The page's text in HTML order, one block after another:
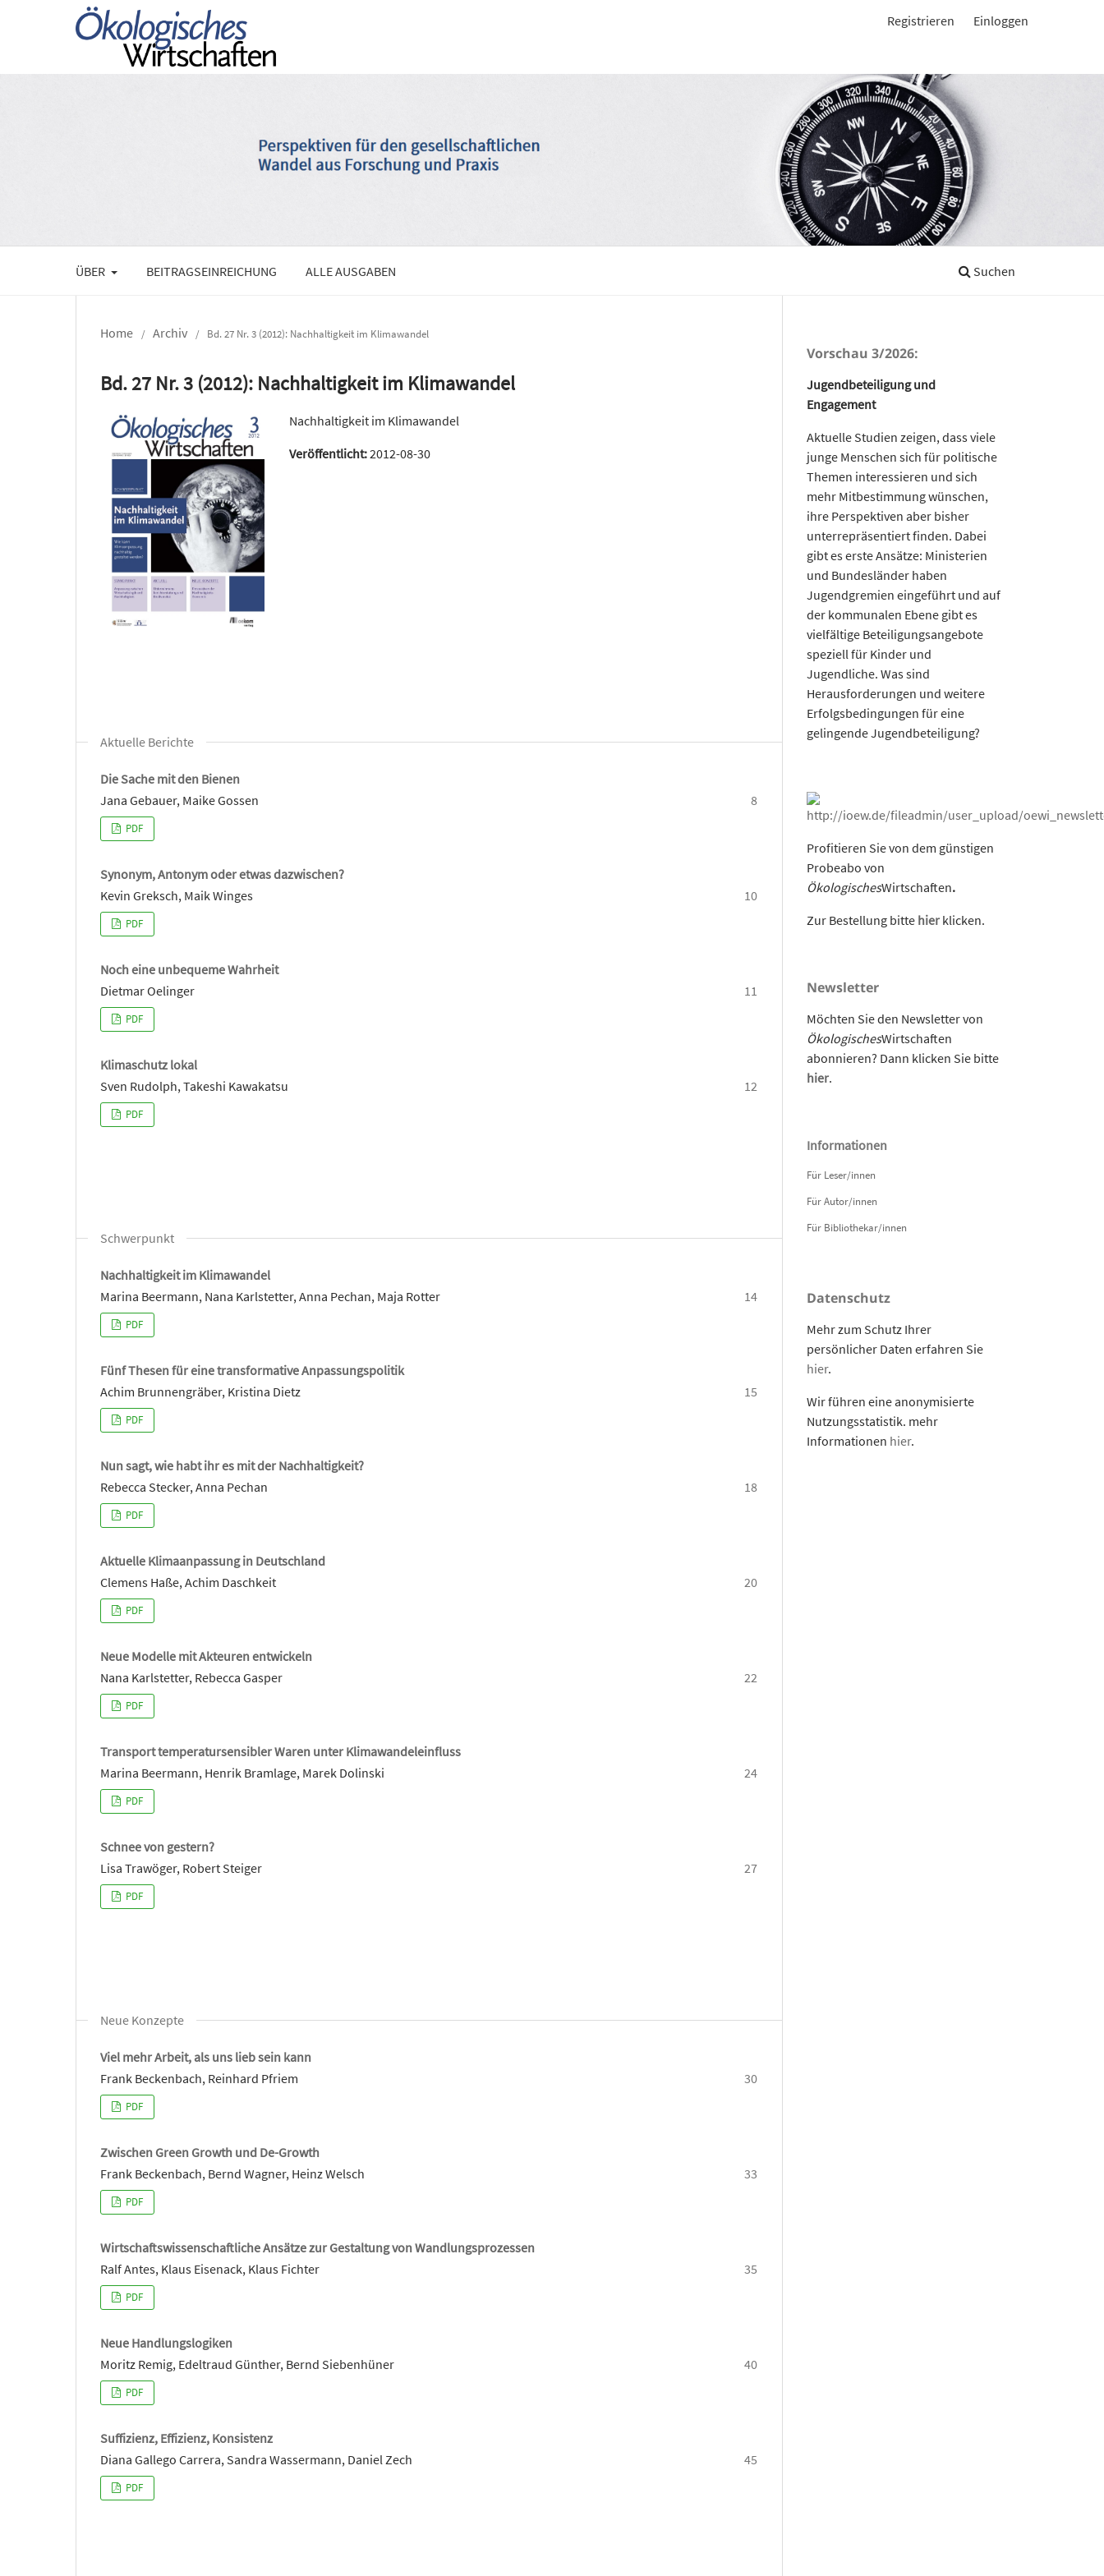
ÜBER BEITRAGSEINREICHUNG ALLE AUSGABEN Suchen
Registrieren Einloggen
Home / Archiv / Bd. 27 Nr. 3 (2012): Nachhaltigkeit im Klimawandel
Bd. 27 Nr. 3 (2012): Nachhaltigkeit im Klimawandel
Nachhaltigkeit im Klimawandel
Veröffentlicht:2012-08-30
Aktuelle Berichte
Die Sache mit den Bienen
Jana Gebauer, Maike Gossen
8
PDF
Synonym, Antonym oder etwas dazwischen?
Kevin Greksch, Maik Winges
10
PDF
Noch eine unbequeme Wahrheit
Dietmar Oelinger
11
PDF
Klimaschutz lokal
Sven Rudolph, Takeshi Kawakatsu
12
PDF
Schwerpunkt
Nachhaltigkeit im Klimawandel
Marina Beermann, Nana Karlstetter, Anna Pechan, Maja Rotter
14
PDF
Fünf Thesen für eine transformative Anpassungspolitik
Achim Brunnengräber, Kristina Dietz
15
PDF
Nun sagt, wie habt ihr es mit der Nachhaltigkeit?
Rebecca Stecker, Anna Pechan
18
PDF
Aktuelle Klimaanpassung in Deutschland
Clemens Haße, Achim Daschkeit
20
PDF
Neue Modelle mit Akteuren entwickeln
Nana Karlstetter, Rebecca Gasper
22
PDF
Transport temperatursensibler Waren unter Klimawandeleinfluss
Marina Beermann, Henrik Bramlage, Marek Dolinski
24
PDF
Schnee von gestern?
Lisa Trawöger, Robert Steiger
27
PDF
Neue Konzepte
Viel mehr Arbeit, als uns lieb sein kann
Frank Beckenbach, Reinhard Pfriem
30
PDF
Zwischen Green Growth und De-Growth
Frank Beckenbach, Bernd Wagner, Heinz Welsch
33
PDF
Wirtschaftswissenschaftliche Ansätze zur Gestaltung von Wandlungsprozessen
Ralf Antes, Klaus Eisenack, Klaus Fichter
35
PDF
Neue Handlungslogiken
Moritz Remig, Edeltraud Günther, Bernd Siebenhüner
40
PDF
Suffizienz, Effizienz, Konsistenz
Diana Gallego Carrera, Sandra Wassermann, Daniel Zech
45
PDF
Vorschau 3/2026:
Jugendbeteiligung und
Engagement
Aktuelle Studien zeigen, dass viele
junge Menschen sich für politische
Themen interessieren und sich
mehr Mitbestimmung wünschen,
ihre Perspektiven aber bisher
unterrepräsentiert finden. Dabei
gibt es erste Ansätze: Ministerien
und Bundesländer haben
Jugendgremien eingeführt und auf
der kommunalen Ebene gibt es
vielfältige Beteiligungsangebote
speziell für Kinder und
Jugendliche. Was sind
Herausforderungen und weitere
Erfolgsbedingungen für eine
gelingende Jugendbeteiligung?
Profitieren Sie von dem günstigen
Probeabo von
ÖkologischesWirtschaften.
Zur Bestellung bitte hier klicken.
Newsletter
Möchten Sie den Newsletter von
ÖkologischesWirtschaften
abonnieren? Dann klicken Sie bitte
hier.
Informationen
Für Leser/innen
Für Autor/innen
Für Bibliothekar/innen
Datenschutz
Mehr zum Schutz Ihrer
persönlicher Daten erfahren Sie
hier.
Wir führen eine anonymisierte
Nutzungsstatistik. mehr
Informationen hier.